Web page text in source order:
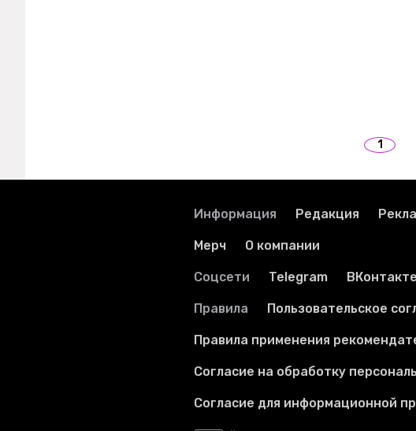
1
Информация Редакция
Мерч О компании
Соцсети Telegram ВКонтакте
Правила Пользовательское
Правила применения
Согласие на обработку
Согласие для информационной